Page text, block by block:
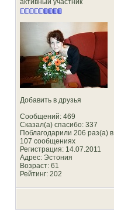
активный участник
Добавить в друзья
Сообщений: 469
Сказал(а) спасибо: 337
Поблагодарили 206 раз(а) в
107 сообщениях
Регистрация: 14.07.2011
Адрес: Эстония
Возраст: 61
Рейтинг: 202